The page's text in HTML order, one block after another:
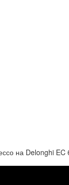
на Delonghi EC